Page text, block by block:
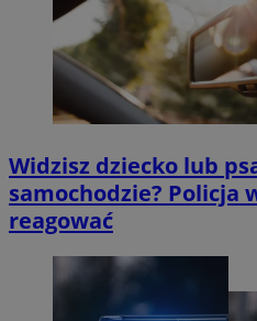
Widzisz dziecko lub
samochodzie? Policja
reagować